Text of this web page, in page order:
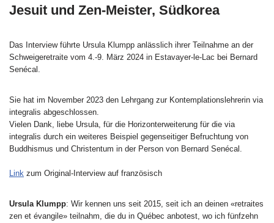
Jesuit und Zen-Meister, Südkorea
Das Interview führte Ursula Klumpp anlässlich ihrer Teilnahme an der
Schweigeretraite vom 4.-9. März 2024 in Estavayer-le-Lac bei Bernard
Senécal.
Sie hat im November 2023 den Lehrgang zur Kontemplationslehrerin via
integralis abgeschlossen.
Vielen Dank, liebe Ursula, für die Horizonterweiterung für die via
integralis durch ein weiteres Beispiel gegenseitiger Befruchtung von
Buddhismus und Christentum in der Person von Bernard Senécal.
Link zum Original-Interview auf französisch
Ursula Klumpp: Wir kennen uns seit 2015, seit ich an deinen «retraites
zen et évangile» teilnahm, die du in Québec anbotest, wo ich fünfzehn